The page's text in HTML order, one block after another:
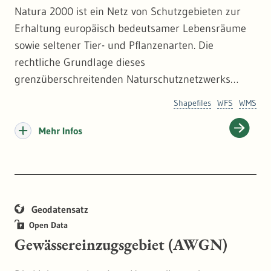
Natura 2000 ist ein Netz von Schutzgebieten zur
Erhaltung europäisch bedeutsamer Lebensräume
sowie seltener Tier- und Pflanzenarten. Die
rechtliche Grundlage dieses
grenzüberschreitenden Naturschutznetzwerks
(FFH)-Richtlinie der Europäischen Union. Nach den
Vorgaben der FFH-Richtlinie benennt jeder
Die rechtliche Sicherung der FFH-Gebiete erfolgt
durch Sammelverordnungen der
WMS
WFS
Shapefiles
Mehr Infos
Geodatensatz
Open Data
Gewässereinzugsgebiet (AWGN)